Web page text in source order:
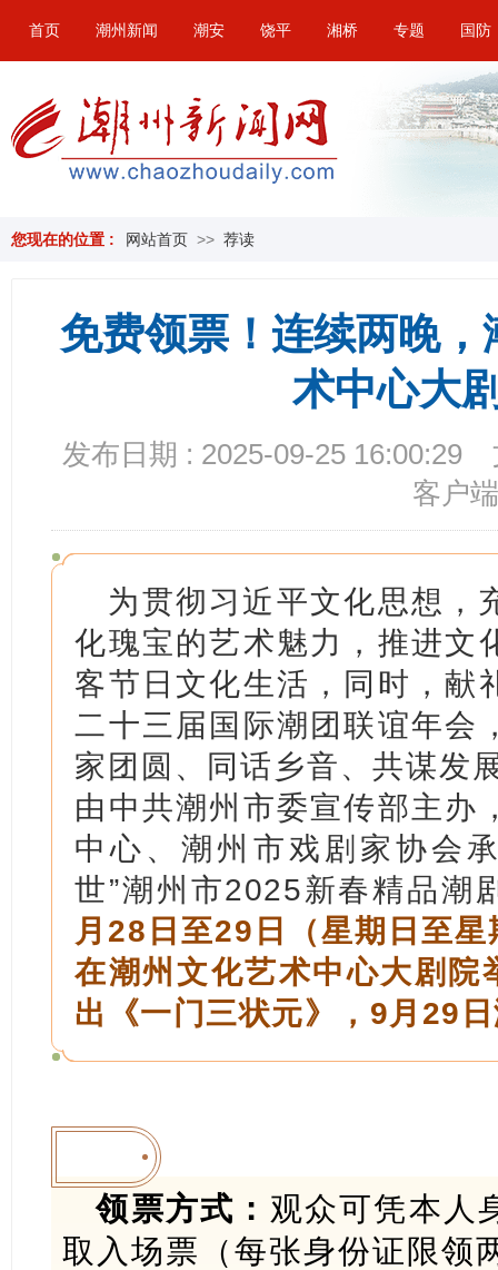
首页 潮州新闻 潮安 饶平 湘桥 专题 国防
您现在的位置 : 网站首页 >> 荐读
免费领票！连续两晚
术中心大
发布日期 : 2025-09-25 16:00:29
客户端
为贯彻习近平文化思想，
化瑰宝的艺术魅力，推进文
客节日文化生活，同时，献
二十三届国际潮团联谊年会
家团圆、同话乡音、共谋发
由中共潮州市委宣传部主办
中心、潮州市戏剧家协会
世”潮州市2025新春精品潮
月28日至29日（星期日至
在潮州文化艺术中心大剧
出《一门三状元》，9月29
领票方式： 观众可凭本人
取入场票（每张身份证限领